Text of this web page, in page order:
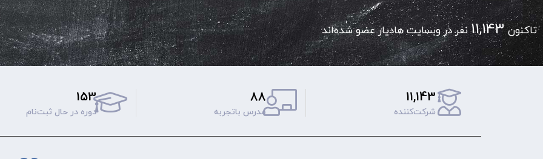
تاکنون11,143نفر در وبسایت هادیار عضو شده‌اند
11,143
شرکت‌کننده
88
مدرس باتجربه
153
دوره‌ در حال ثبت‌نام